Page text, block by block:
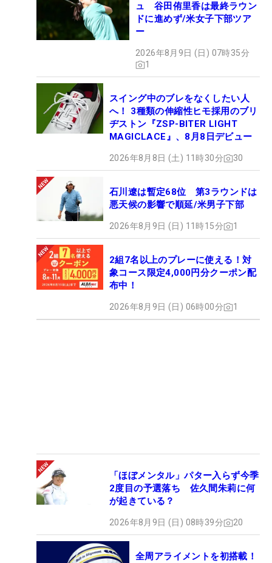
ュ 谷田侑里香は最終ラウン
ドに進めず/米女子下部ツア
ー
2026年8月9日 (日) 07時35分
1
スイング中のブレをなくしたい人
へ！ 3種類の伸縮性ヒモ採用のブリ
ヂストン『ZSP-BITER LIGHT
MAGICLACE』、8月8日デビュー
2026年8月8日 (土) 11時30分 30
石川遼は暫定68位 第3ラウンドは
悪天候の影響で順延/米男子下部
2026年8月9日 (日) 11時15分 1
2組7名以上のプレーに使える！対
象コース限定4,000円分クーポン配
布中！
2026年8月9日 (日) 06時00分 1
「ほぼメンタル」パター入らず今季
2度目の予選落ち 佐久間朱莉に何
が起きている？
2026年8月9日 (日) 08時39分 20
全周アライメントを初搭載！